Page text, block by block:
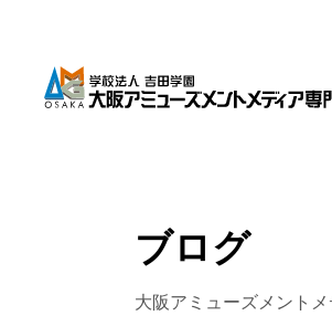
ブログ
大阪アミューズメント